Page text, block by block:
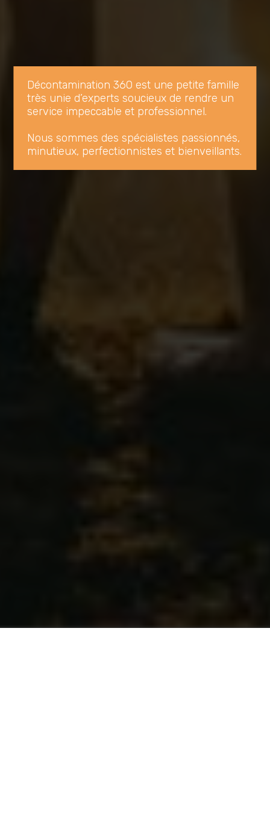
Décontamination 360 est une petite famille
très unie d’experts soucieux de rendre un
service impeccable et professionnel.
Nous sommes des spécialistes passionnés,
minutieux, perfectionnistes et bienveillants.